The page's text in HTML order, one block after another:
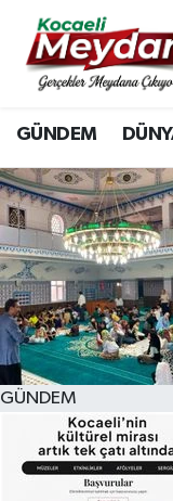
GÜNDEM
GÜNDEM
Nöbetçi
Hava
Trafik
Süper Lig
Tüm
Son Dakika
Haber Arşivi